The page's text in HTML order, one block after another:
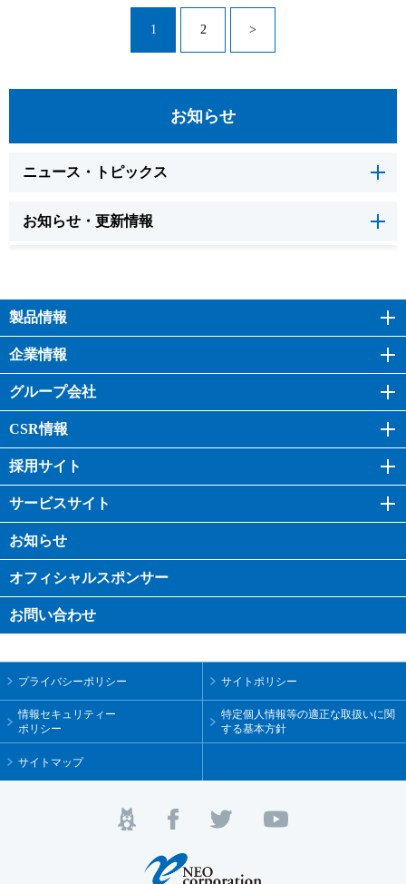
1 2 >
お知らせ
ニュース・トピックス
お知らせ・更新情報
製品情報
企業情報
グループ会社
CSR情報
採用サイト
サービスサイト
お知らせ
オフィシャルスポンサー
お問い合わせ
プライバシーポリシー サイトポリシー
情報セキュリティー
ポリシー
特定個人情報等の適正な取扱いに関
する基本方針
サイトマップ